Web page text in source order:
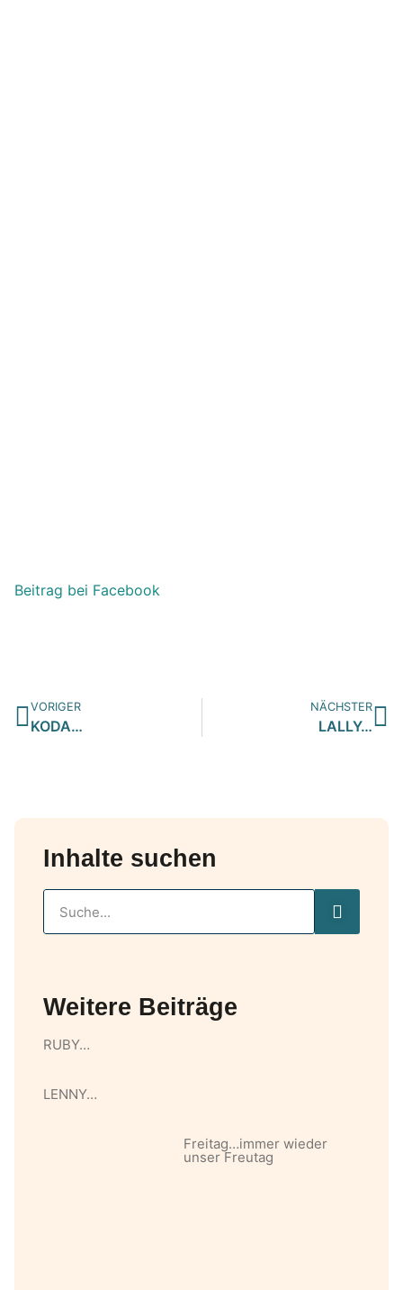
Beitrag bei Facebook
VORIGER
KODA…
NÄCHSTER
LALLY…
Inhalte suchen
Weitere Beiträge
RUBY…
LENNY…
Freitag…immer wieder
unser Freutag